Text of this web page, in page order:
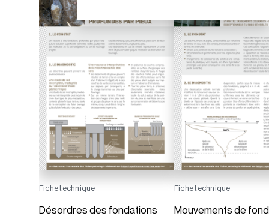
Fiche technique
Désordres des fondations
Fiche technique
Mouvements de